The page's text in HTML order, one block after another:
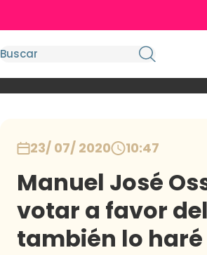
23/ 07/ 2020 10:47
Manuel José
votar a favor
también lo haré